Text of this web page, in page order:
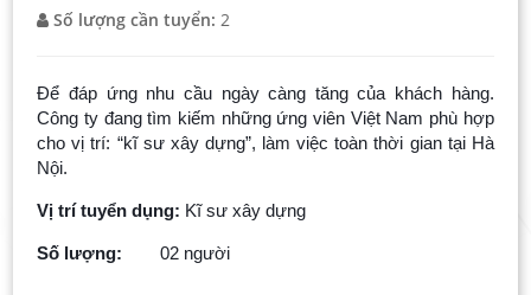
Số lượng cần tuyển:2
Để đáp ứng nhu cầu ngày càng tăng của khách hàng.
Công ty đang tìm kiếm những ứng viên Việt Nam phù hợp
cho vị trí: “kĩ sư xây dựng”, làm việc toàn thời gian tại Hà
Nội.
Vị trí tuyển dụng: Kĩ sư xây dựng
Số lượng: 02 người